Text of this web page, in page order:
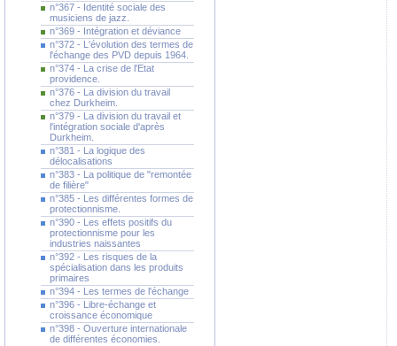
n°367 - Identité sociale des
musiciens de jazz.
n°369 - Intégration et déviance
n°372 - L'évolution des termes de
l'échange des PVD depuis 1964.
n°374 - La crise de l'Etat
providence.
n°376 - La division du travail
chez Durkheim.
n°379 - La division du travail et
l'intégration sociale d'après
Durkheim.
n°381 - La logique des
délocalisations
n°383 - La politique de "remontée
de filière"
n°385 - Les différentes formes de
protectionnisme.
n°390 - Les effets positifs du
protectionnisme pour les
industries naissantes
n°392 - Les risques de la
spécialisation dans les produits
primaires
n°394 - Les termes de l'échange
n°396 - Libre-échange et
croissance économique
n°398 - Ouverture internationale
de différentes économies.